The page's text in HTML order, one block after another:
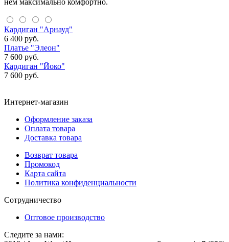
Кардиган "Арнауд"
6 400 руб.
Платье "Элеон"
7 600 руб.
Кардиган "Йоко"
7 600 руб.
Интернет-магазин
Оформление заказа
Оплата товара
Доставка товара
Возврат товара
Промокод
Карта сайта
Политика конфиденциальности
Сотрудничество
Оптовое производство
Следите за нами: